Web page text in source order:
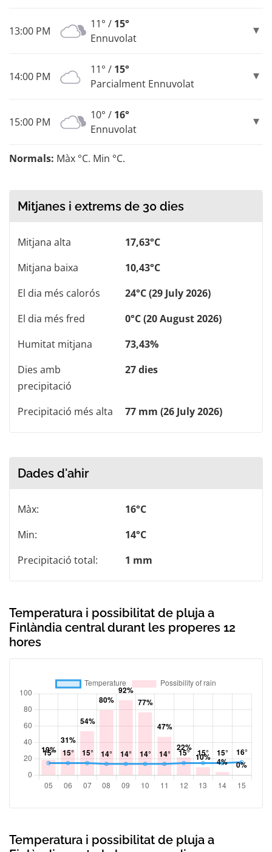
13:00 PM
11° / 15°
Ennuvolat
14:00 PM
11° / 15°
Parcialment Ennuvolat
15:00 PM
10° / 16°
Ennuvolat
Normals: Màx °C. Min °C.
Mitjanes i extrems de 30 dies
Mitjana alta
17,63°C
Mitjana baixa
10,43°C
El dia més calorós
24°C (29 July 2026)
El dia més fred
0°C (20 August 2026)
Humitat mitjana
73,43%
Dies amb
precipitació
27 dies
Precipitació més alta 77 mm (26 July 2026)
Dades d'ahir
Màx:
16°C
Min:
14°C
Precipitació total:
1 mm
Temperatura i possibilitat de pluja a
Finlàndia central durant les properes 12
hores
Temperatura i possibilitat de pluja a